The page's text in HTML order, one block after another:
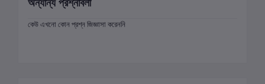
কেউ এখনো কোন প্রশ্ন জিজ্ঞাসা করেননি